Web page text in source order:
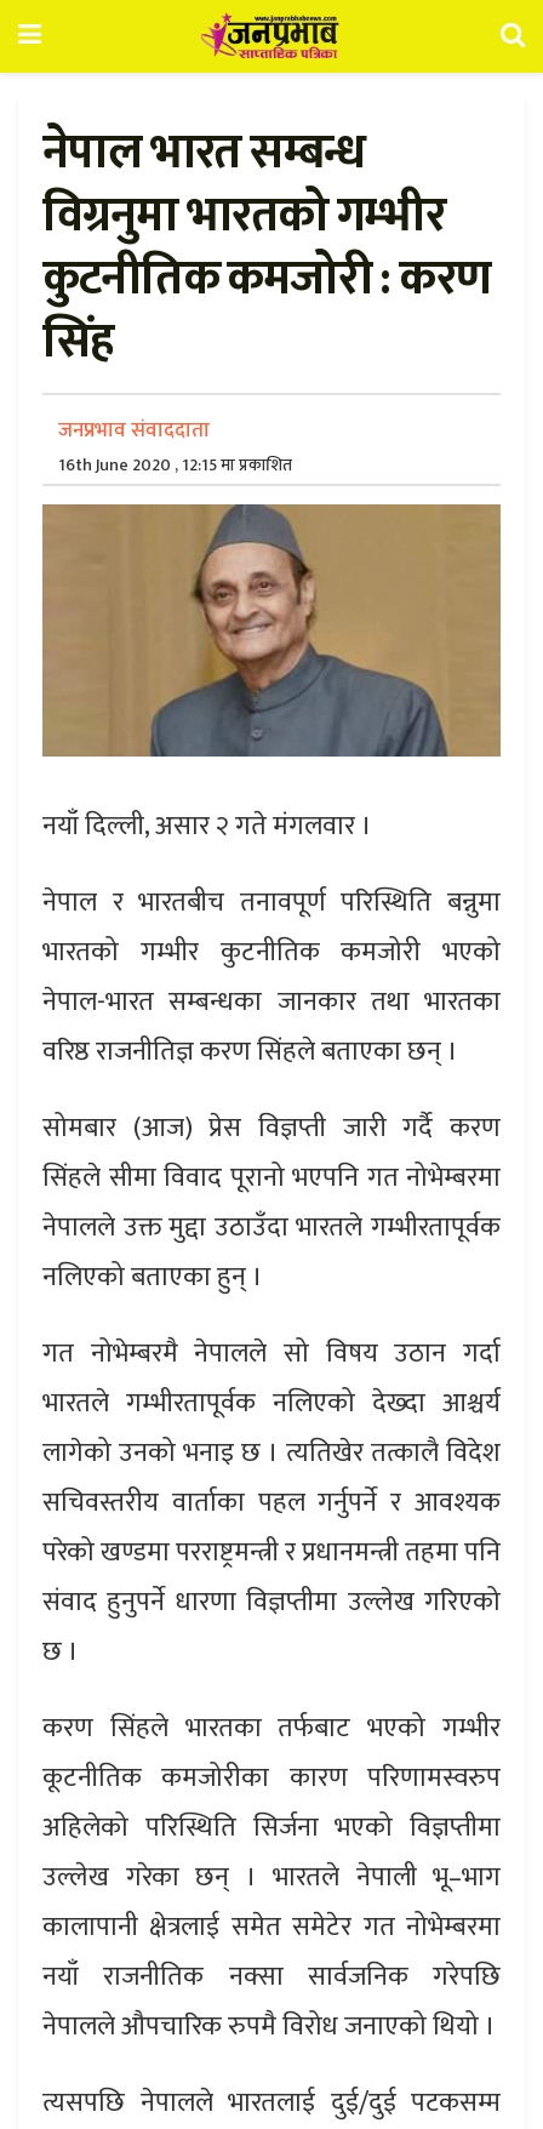
नेपाल भारत सम्बन्ध
विग्रनुमा भारतको गम्भीर
कुटनीतिक कमजोरी : करण
सिंह
जनप्रभाव संवाददाता
16th June 2020 , 12:15 मा प्रकाशित
नयाँ दिल्ली, असार २ गते मंगलवार ।
नेपाल र भारतबीच तनावपूर्ण परिस्थिति बन्नुमा
भारतको गम्भीर कुटनीतिक कमजोरी भएको
नेपाल-भारत सम्बन्धका जानकार तथा भारतका
वरिष्ठ राजनीतिज्ञ करण सिंहले बताएका छन् ।
सोमबार (आज) प्रेस विज्ञप्ती जारी गर्दै करण
सिंहले सीमा विवाद पूरानो भएपनि गत नोभेम्बरमा
नेपालले उक्त मुद्दा उठाउँदा भारतले गम्भीरतापूर्वक
नलिएको बताएका हुन् ।
गत नोभेम्बरमै नेपालले सो विषय उठान गर्दा
भारतले गम्भीरतापूर्वक नलिएको देख्दा आश्चर्य
लागेको उनको भनाइ छ । त्यतिखेर तत्कालै विदेश
सचिवस्तरीय वार्ताका पहल गर्नुपर्ने र आवश्यक
परेको खण्डमा परराष्ट्रमन्त्री र प्रधानमन्त्री तहमा पनि
संवाद हुनुपर्ने धारणा विज्ञप्तीमा उल्लेख गरिएको
छ ।
करण सिंहले भारतका तर्फबाट भएको गम्भीर
कूटनीतिक कमजोरीका कारण परिणामस्वरुप
अहिलेको परिस्थिति सिर्जना भएको विज्ञप्तीमा
उल्लेख गरेका छन् । भारतले नेपाली भू–भाग
कालापानी क्षेत्रलाई समेत समेटेर गत नोभेम्बरमा
नयाँ राजनीतिक नक्सा सार्वजनिक गरेपछि
नेपालले औपचारिक रुपमै विरोध जनाएको थियो ।
त्यसपछि नेपालले भारतलाई दुई/दुई पटकसम्म